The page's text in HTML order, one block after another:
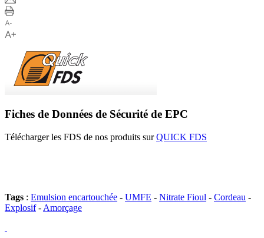
Fiches de Données de Sécurité de EPC
Télécharger les FDS de nos produits surQUICK FDS
Tags : Emulsion encartouchée - UMFE - Nitrate Fioul - Cordeau -
Explosif- Amorçage